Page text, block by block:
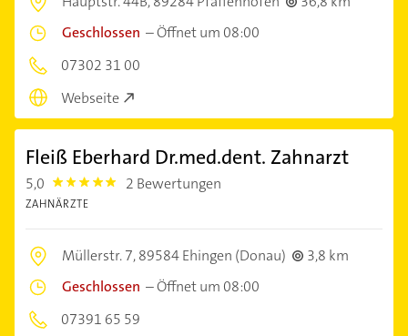
Geschlossen –Öffnet um 08:00
07302 31 00
Webseite
Fleiß Eberhard Dr.med.dent. Zahnarzt
5,0 5.0 2 Bewertungen
ZAHNÄRZTE
Müllerstr. 7,89584 Ehingen (Donau)
3,8 km
Geschlossen –Öffnet um 08:00
07391 65 59